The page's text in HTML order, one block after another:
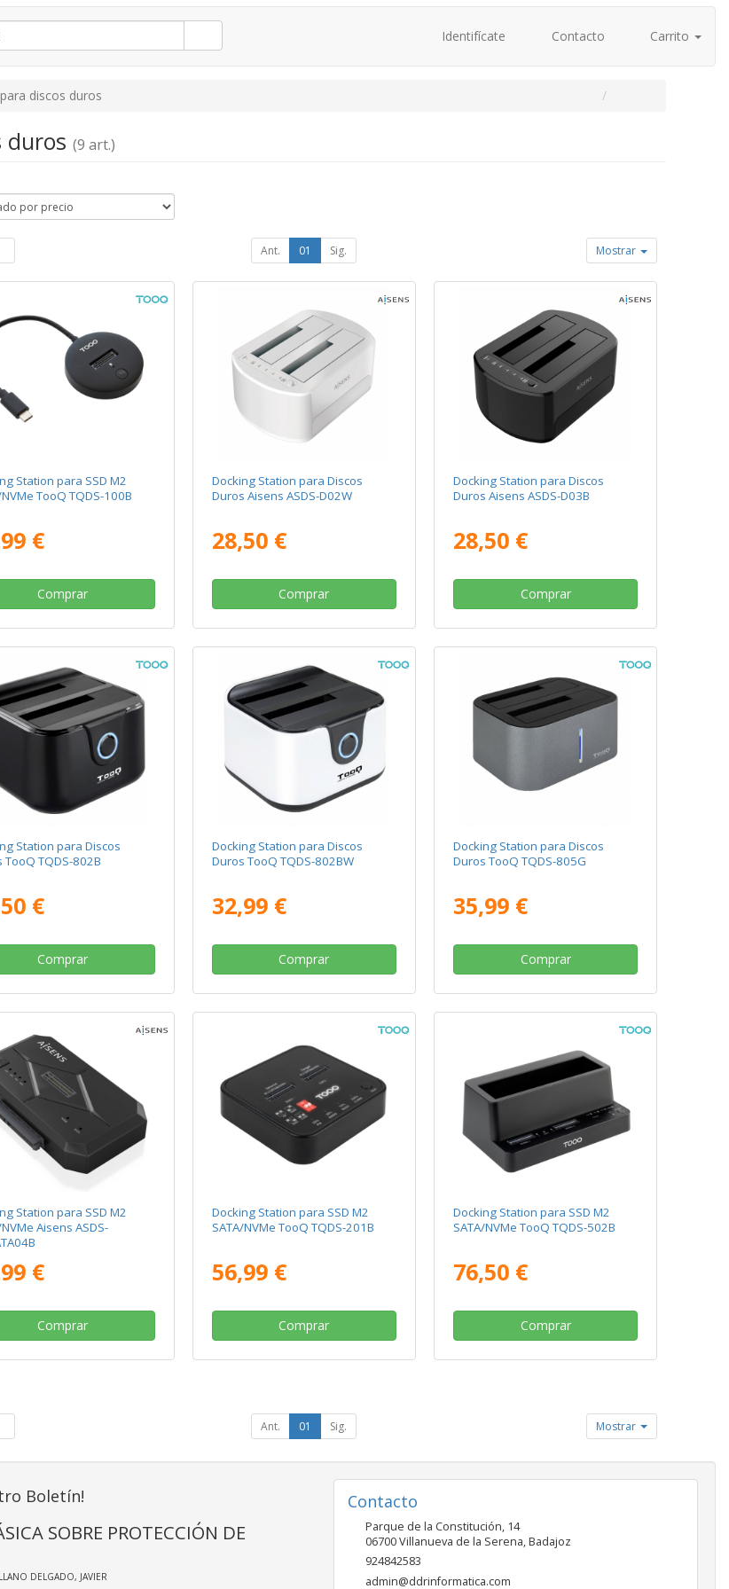
Identifícate Contacto Carrito
discos duros
duros (9 art.)
Ant. 01 Sig. Mostrar
Station para SSD M2
NVMe TooQ TQDS-100B
€
Comprar
Docking Station para Discos
Duros Aisens ASDS-D02W
28,50 €
Comprar
Docking Station para Discos
Duros Aisens ASDS-D03B
28,50 €
Comprar
Station para Discos
TooQ TQDS-802B
€
Comprar
Docking Station para Discos
Duros TooQ TQDS-802BW
32,99 €
Comprar
Docking Station para Discos
Duros TooQ TQDS-805G
35,99 €
Comprar
Station para SSD M2
Aisens ASDS-
€
Comprar
Docking Station para SSD M2
SATA/NVMe TooQ TQDS-201B
56,99 €
Comprar
Docking Station para SSD M2
SATA/NVMe TooQ TQDS-502B
76,50 €
Comprar
Ant. 01 Sig. Mostrar
Boletín!
SOBRE PROTECCIÓN DE
DELGADO, JAVIER
Contacto
Parque de la Constitución, 14
06700Villanueva de la Serena,Badajoz
924842583
admin@ddrinformatica.com